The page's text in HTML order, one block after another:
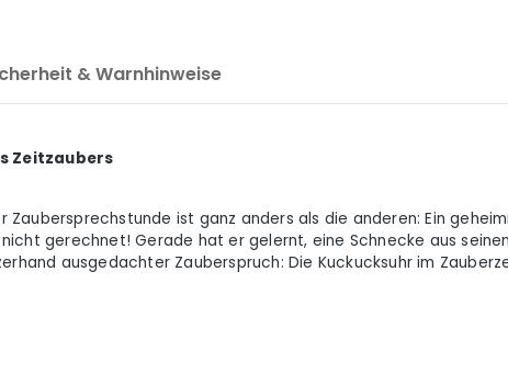
& Warnhinweise
Zeitzaubers
ist ganz anders als die anderen: Ein
gerechnet! Gerade hat er gelernt, eine Schnecke aus
ausgedachter Zauberspruch: Die Kuckucksuhr im